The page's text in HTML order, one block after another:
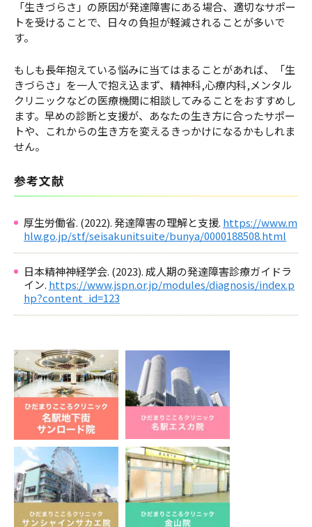
「生きづらさ」の原因が発達障害にある場合、適切なサポー
トを受けることで、日々の負担が軽減されることが多いで
す。
もしも長年抱えている悩みに当てはまることがあれば、「生
きづらさ」を一人で抱え込まず、精神科,心療内科,メンタル
クリニックなどの医療機関に相談してみることをおすすめし
ます。早めの診断と支援が、あなたの生き方に合ったサポー
トや、これからの生き方を変えるきっかけになるかもしれま
せん。
参考文献
厚生労働省. (2022). 発達障害の理解と支援. https://www.m
hlw.go.jp/stf/seisakunitsuite/bunya/0000188508.html
日本精神神経学会. (2023). 成人期の発達障害診療ガイドラ
イン. https://www.jspn.or.jp/modules/diagnosis/index.p
hp?content_id=123